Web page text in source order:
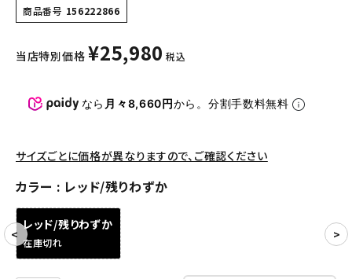
ニット帽・ビーニー
バックパック・リュック
パンツ・ショーツ
アクセサリー
COLLABORATION BRAND
SEASON
商品番号 156222866
当店特別価格 ¥25,980 税込
なら 月々8,660円から。分割手数料無料
サイズごとに価格が異なりますので、ご確認ください
カラー レッド/残りわずか
レッド/残りわずか
在庫切れ